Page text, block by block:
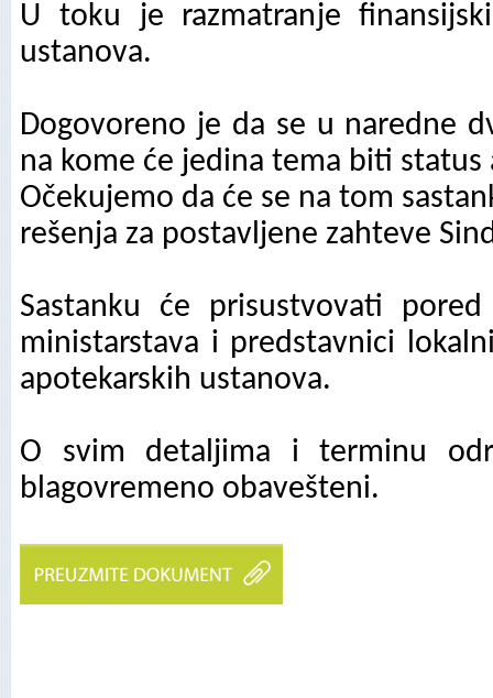
U toku je razmatranje
ustanova.
Dogovoreno je da se u naredne
na kome će jedina tema biti
Očekujemo da će se na tom
rešenja za postavljene zahteve
Sastanku će prisustvovati
ministarstava i predstavnici
apotekarskih ustanova.
O svim detaljima i terminu
blagovremeno obavešteni.